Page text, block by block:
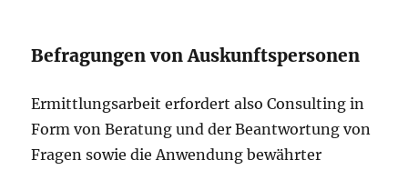
Befragungen von Auskunftspersonen
Ermittlungsarbeit erfordert also Consulting in
Form von Beratung und der Beantwortung von
Fragen sowie die Anwendung bewährter